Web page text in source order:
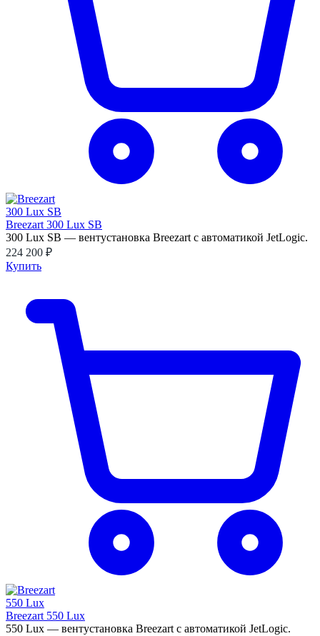
Breezart 300 Lux SB
300 Lux SB — вентустановка Breezart с автоматикой JetLogic.
224 200 ₽
Купить
Breezart 550 Lux
550 Lux — вентустановка Breezart с автоматикой JetLogic.